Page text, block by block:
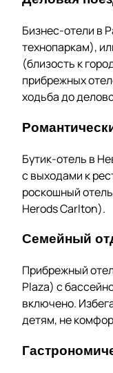
Бизнес-отели в
технопаркам),
(близость к
прибрежных
ходьба до
Бутик-отель в
с выходами к
роскошный
Herods Carlton).
Семейный
Прибрежный
Plaza) с
включено.
детям, не